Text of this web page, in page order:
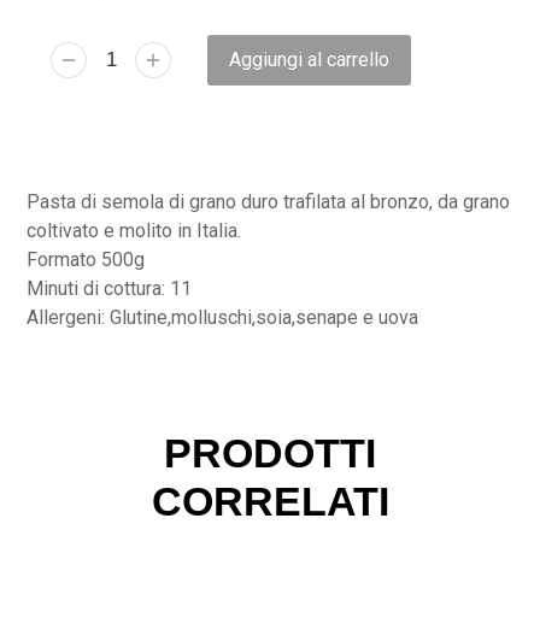
Aggiungi al carrello
Pasta di semola di grano duro trafilata al bronzo, da grano
coltivato e molito in Italia.
Formato 500g
Minuti di cottura: 11
Allergeni: Glutine,molluschi,soia,senape e uova
PRODOTTI
CORRELATI